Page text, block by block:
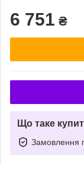
6 751 ₴
Що таке
Замовлення